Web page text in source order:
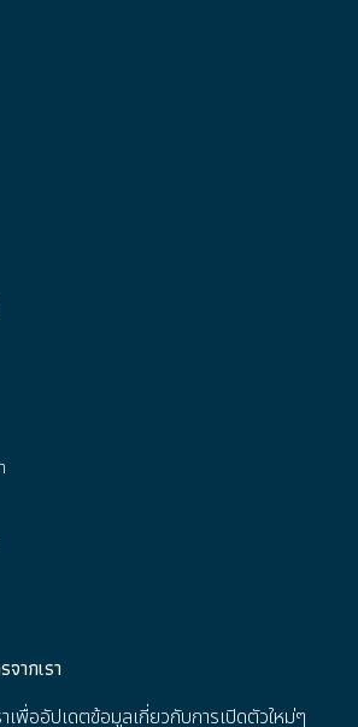
จากเรา
าเพื่ออัปเดตข้อมูลเกี่ยวกับการเปิดตัวใหม่ๆ